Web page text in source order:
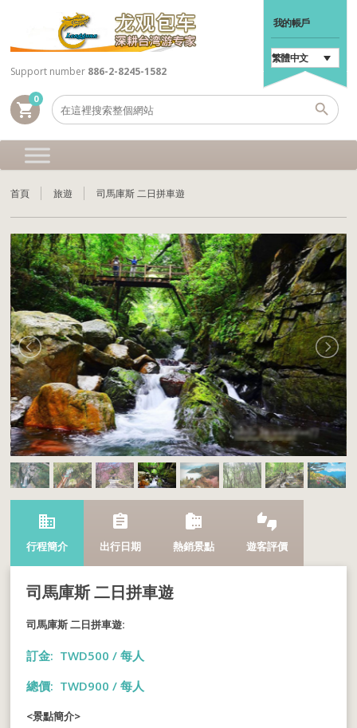
我的帳戶
繁體中文
shopping_cart
0
Support number 886-2-8245-1582
首頁 旅遊 司馬庫斯 二日拼車遊
business
行程簡介
assignment
出行日期
camera_roll
熱銷景點
thumbs_up_down
遊客評價
司馬庫斯 二日拼車遊
司馬庫斯 二日拼車遊:
訂金: TWD500 / 每人
總價: TWD900 / 每人
<景點簡介>